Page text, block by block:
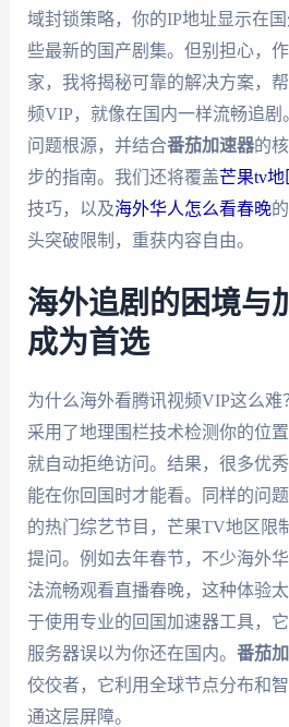
域封锁策略，你的IP地址显示在
些最新的国产剧集。但别担心，
家，我将揭秘可靠的解决方案，
频VIP，就像在国内一样流畅追
问题根源，并结合番茄加速器的
步的指南。我们还将覆盖芒果tv
技巧，以及海外华人怎么看春晚
头突破限制，重获内容自由。
海外追剧的困境与
成为首选
为什么海外看腾讯视频VIP这么
采用了地理围栏技术检测你的位
就自动拒绝访问。结果，很多优
能在你回国时才能看。同样的问
的热门综艺节目，芒果TV地区限
提问。例如去年春节，不少海外
法流畅观看直播春晚，这种体验
于使用专业的回国加速器工具，
服务器误以为你还在国内。 番茄
佼佼者，它利用全球节点分布和
通这层屏障。